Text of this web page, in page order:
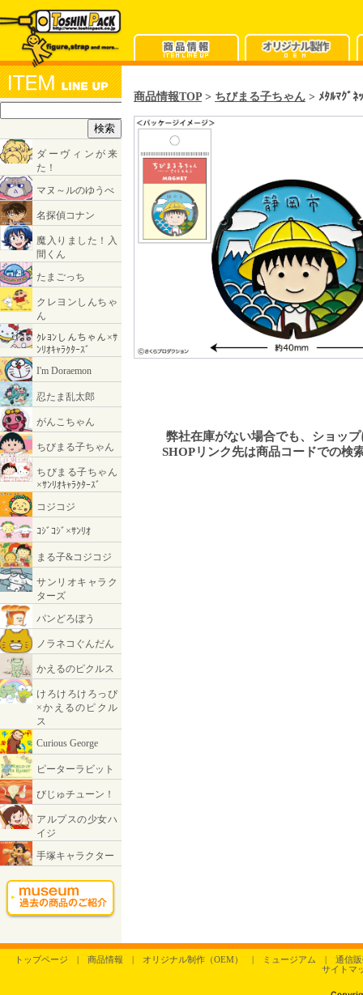
商品情報TOP > ちびまる子ちゃん > ﾒﾀﾙﾏｸﾞﾈ
弊社在庫がない場合でも、ショッ
SHOPリンク先は商品コードでの検
トップページ 商品情報 オリジナル制作（OEM） ミュージアム
通信
サイトマ